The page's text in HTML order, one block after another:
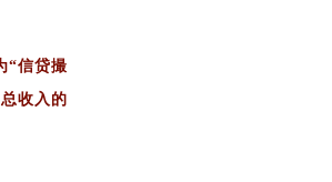
“信贷撮
收入的